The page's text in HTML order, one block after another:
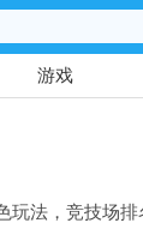
游戏
玩法，竞技场